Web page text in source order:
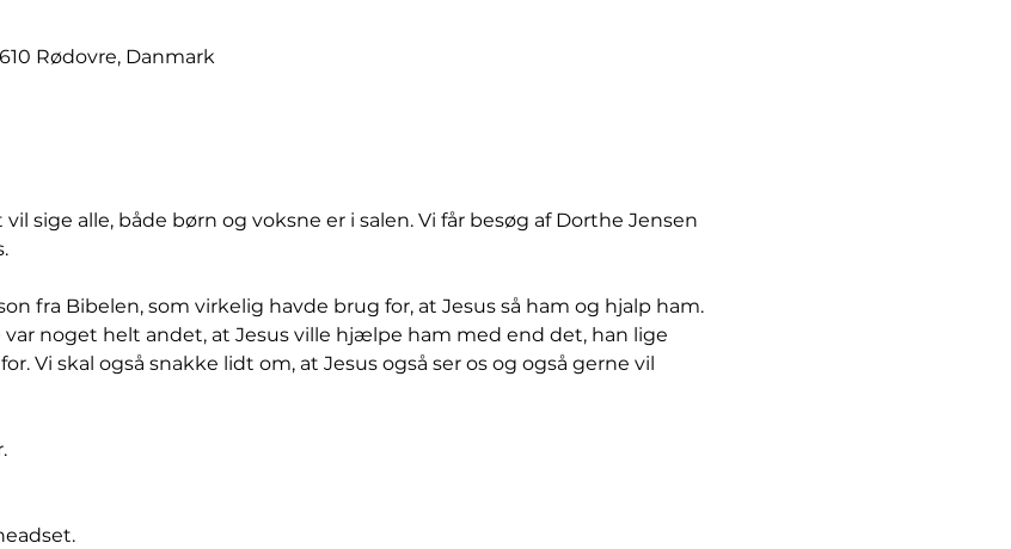
Rødovre, Danmark
sige alle, både børn og voksne er i salen. Vi får besøg af Dorthe Jensen
fra Bibelen, som virkelig havde brug for, at Jesus så ham og hjalp ham.
noget helt andet, at Jesus ville hjælpe ham med end det, han lige
Vi skal også snakke lidt om, at Jesus også ser os og også gerne vil